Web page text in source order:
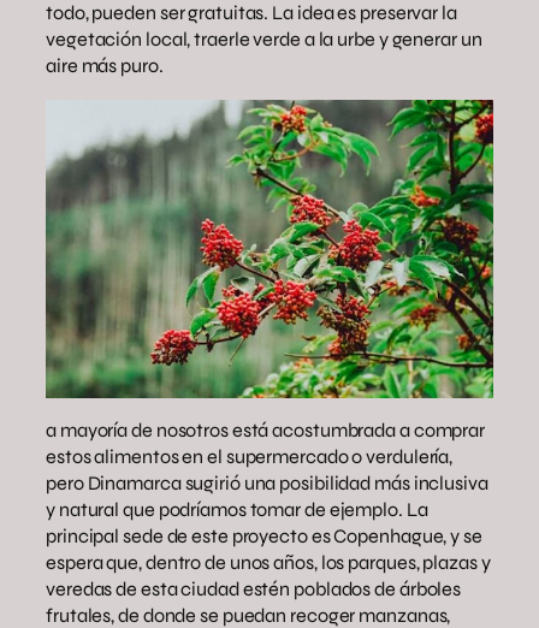
todo, pueden ser gratuitas. La idea es preservar la
vegetación local, traerle verde a la urbe y generar un
aire más puro.
a mayoría de nosotros está acostumbrada a comprar
estos alimentos en el supermercado o verdulería,
pero Dinamarca sugirió una posibilidad más inclusiva
y natural que podríamos tomar de ejemplo. La
principal sede de este proyecto es Copenhague, y se
espera que, dentro de unos años, los parques, plazas y
veredas de esta ciudad estén poblados de árboles
frutales, de donde se puedan recoger manzanas,